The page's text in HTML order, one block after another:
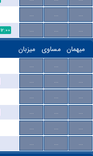
... ...
...
۱۲:۰۰ ... ...
...
میزبان مساوی میهمان
... ...
...
... ...
...
... ...
...
... ...
...
... ...
...
... ...
...